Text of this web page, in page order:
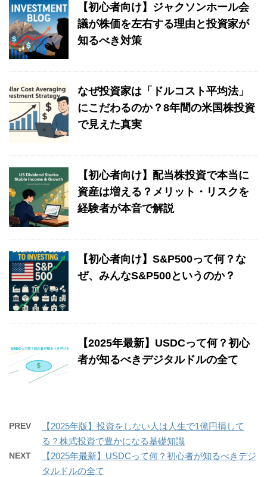
【初心者向け】ジャクソンホール会
議が株価を左右する理由と投資家が
知るべき対策
なぜ投資家は「ドルコスト平均法」
にこだわるのか？8年間の米国株投資
で見えた真実
【初心者向け】配当株投資で本当に
資産は増える？メリット・リスクを
経験者が本音で解説
【初心者向け】S&P500って何？な
ぜ、みんなS&P500というのか？
【2025年最新】USDCって何？初心
者が知るべきデジタルドルの全て
PREV
【2025年版】投資をしない人は人生で1億円損して
る？株式投資で豊かになる基礎知識
NEXT
【2025年最新】USDCって何？初心者が知るべきデジ
タルドルの全て